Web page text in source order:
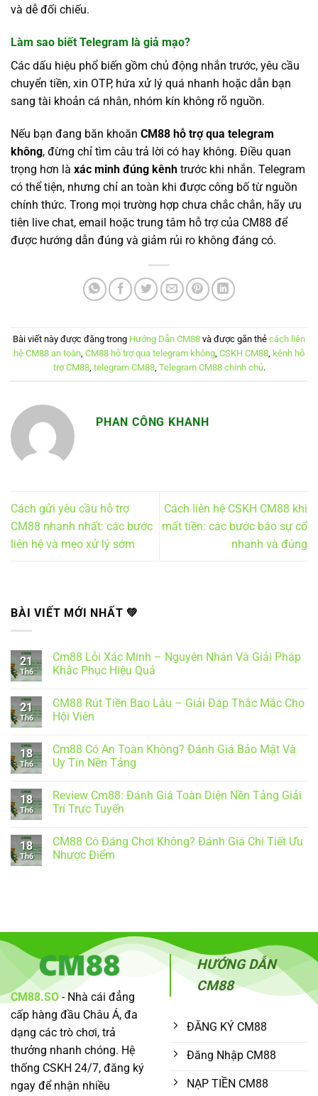
và dễ đối chiếu.
Làm sao biết Telegram là giả mạo?
Các dấu hiệu phổ biến gồm chủ động nhắn trước, yêu cầu
chuyển tiền, xin OTP, hứa xử lý quá nhanh hoặc dẫn bạn
sang tài khoản cá nhân, nhóm kín không rõ nguồn.
Nếu bạn đang băn khoăn CM88 hỗ trợ qua telegram
không, đừng chỉ tìm câu trả lời có hay không. Điều quan
trọng hơn là xác minh đúng kênh trước khi nhắn. Telegram
có thể tiện, nhưng chỉ an toàn khi được công bố từ nguồn
chính thức. Trong mọi trường hợp chưa chắc chắn, hãy ưu
tiên live chat, email hoặc trung tâm hỗ trợ của CM88 để
được hướng dẫn đúng và giảm rủi ro không đáng có.
Bài viết này được đăng trong Hướng Dẫn CM88 và được gắn thẻ cách liên
hệ CM88 an toàn, CM88 hỗ trợ qua telegram không, CSKH CM88, kênh hỗ
trợ CM88, telegram CM88, Telegram CM88 chính chủ.
PHAN CÔNG KHANH
Cách gửi yêu cầu hỗ trợ
CM88 nhanh nhất: các bước
liên hệ và mẹo xử lý sớm
Cách liên hệ CSKH CM88 khi
mất tiền: các bước báo sự cố
nhanh và đúng
BÀI VIẾT MỚI NHẤT ️💚
21
Th6
Cm88 Lỗi Xác Minh – Nguyên Nhân Và Giải Pháp
Khắc Phục Hiệu Quả
bình
luận
ở
Xác
Minh
–
Và
Giải
Pháp
Hiệu
Quả
21
Th6
CM88 Rút Tiền Bao Lâu – Giải Đáp Thắc Mắc Cho
Hội Viên
bình
luận
ở
Tiền
Bao
Lâu
Đáp
Thắc
Mắc
18
Th6
Cm88 Có An Toàn Không? Đánh Giá Bảo Mật Và
Uy Tín Nền Tảng
bình
luận
An
Toàn
Không?
Nền
18
Th6
Review Cm88: Đánh Giá Toàn Diện Nền Tảng Giải
Trí Trực Tuyến
bình
luận
ở
Tảng
Trực
Tuyến
18
Th6
CM88 Có Đáng Chơi Không? Đánh Giá Chi Tiết Ưu
Nhược Điểm
Đáng
Đánh
Giá
Chi
Ưu
Nhược
Điểm
CM88.SO - Nhà cái đẳng
cấp hàng đầu Châu Á, đa
dạng các trò chơi, trả
thưởng nhanh chóng. Hệ
thống CSKH 24/7, đăng ký
ngay để nhận nhiều
HƯỚNG DẪN
CM88
ĐĂNG KÝ CM88
Đăng Nhập CM88
NẠP TIỀN CM88